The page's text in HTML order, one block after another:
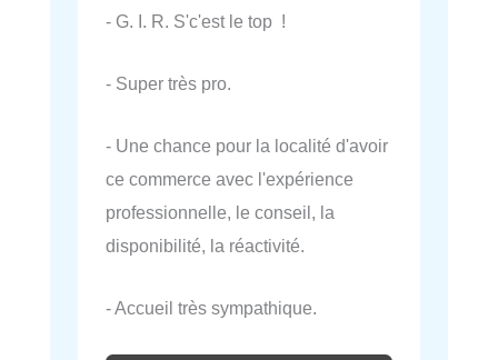
- G. I. R. S'c'est le top !
- Super très pro.
- Une chance pour la localité d'avoir
ce commerce avec l'expérience
professionnelle, le conseil, la
disponibilité, la réactivité.
- Accueil très sympathique.